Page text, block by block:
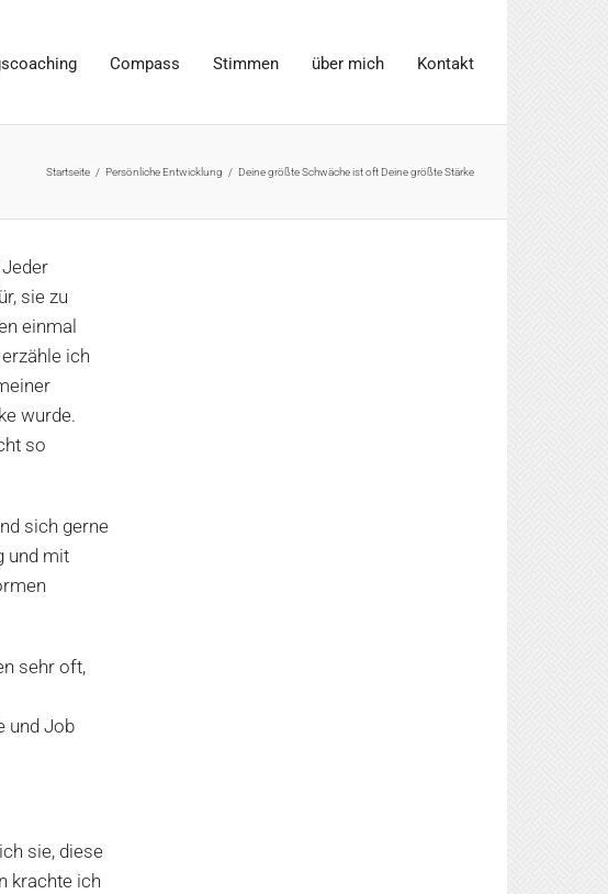
Compass Stimmen über mich Kontakt
Startseite / Persönliche Entwicklung / Deine größte Schwäche ist oft Deine größte Stärke
sie zu
einmal
ich
wurde.
so
sich gerne
und mit
sehr oft,
und Job
sie, diese
krachte ich